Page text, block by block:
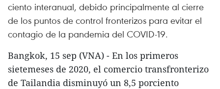
ciento interanual, debido principalmente al cierre
de los puntos de control fronterizos para evitar el
contagio de la pandemia del COVID-19.
Bangkok, 15 sep (VNA) - En los primeros
sietemeses de 2020, el comercio transfronterizo
de Tailandia disminuyó un 8,5 porciento